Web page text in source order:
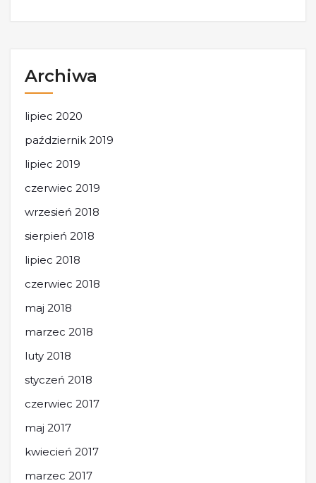
Archiwa
lipiec 2020
październik 2019
lipiec 2019
czerwiec 2019
wrzesień 2018
sierpień 2018
lipiec 2018
czerwiec 2018
maj 2018
marzec 2018
luty 2018
styczeń 2018
czerwiec 2017
maj 2017
kwiecień 2017
marzec 2017